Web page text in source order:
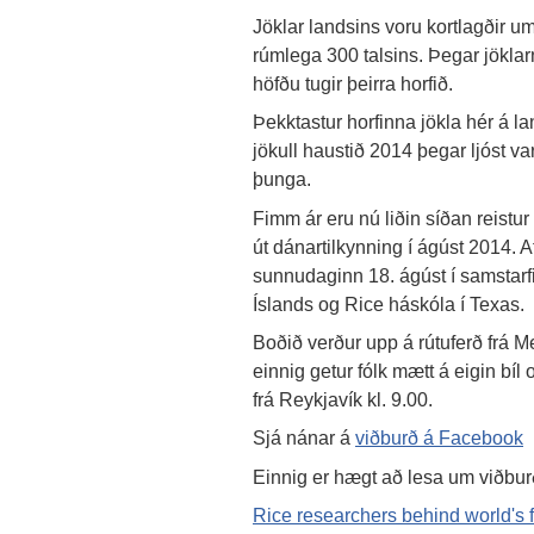
Jöklar landsins voru kortlagðir
rúmlega 300 talsins. Þegar
höfðu tugir þeirra horfið.
Þekktastur horfinna jökla hér á
jökull haustið 2014 þegar ljóst
þunga.
Fimm ár eru nú liðin síðan
út dánartilkynning í ágúst 2014.
sunnudaginn 18. ágúst í
Íslands og Rice háskóla í Texas.
Boðið verður upp á rútuferð frá
einnig getur fólk mætt á eigin bíl
frá Reykjavík kl. 9.00.
Sjá nánar á viðburð á Facebook
Einnig er hægt að lesa um
Rice researchers behind world's